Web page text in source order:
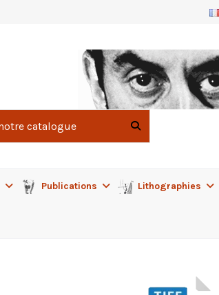
Publications Lithographies